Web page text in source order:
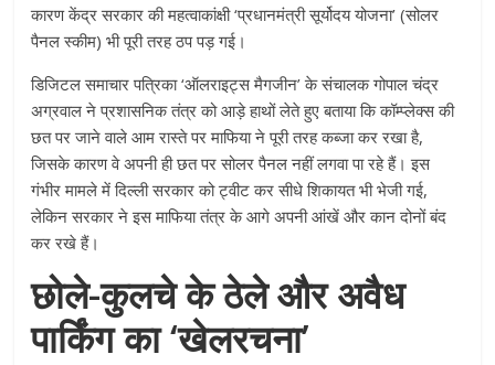
कारण केंद्र सरकार की महत्वाकांक्षी ‘प्रधानमंत्री सूर्योदय योजना’ (सोलर
पैनल स्कीम) भी पूरी तरह ठप पड़ गई।
डिजिटल समाचार पत्रिका ‘ऑलराइट्स मैगजीन’ के संचालक गोपाल चंद्र
अग्रवाल ने प्रशासनिक तंत्र को आड़े हाथों लेते हुए बताया कि कॉम्प्लेक्स की
छत पर जाने वाले आम रास्ते पर माफिया ने पूरी तरह कब्जा कर रखा है,
जिसके कारण वे अपनी ही छत पर सोलर पैनल नहीं लगवा पा रहे हैं। इस
गंभीर मामले में दिल्ली सरकार को ट्वीट कर सीधे शिकायत भी भेजी गई,
लेकिन सरकार ने इस माफिया तंत्र के आगे अपनी आंखें और कान दोनों बंद
कर रखे हैं।
छोले-कुलचे के ठेले और अवैध
पार्किंग का ‘खेलरचना’